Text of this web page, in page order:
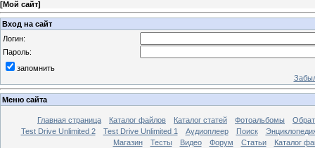
[Мой сайт]
Вход на сайт
Логин:
Пароль:
запомнить
Меню сайта
Главная страница Каталог файлов Каталог статей Фотоальбомы
Test Drive Unlimited 2
Test Drive Unlimited 1 Аудиоплеер Поиск
Магазин
Тесты Видео Форум Статьи Каталог